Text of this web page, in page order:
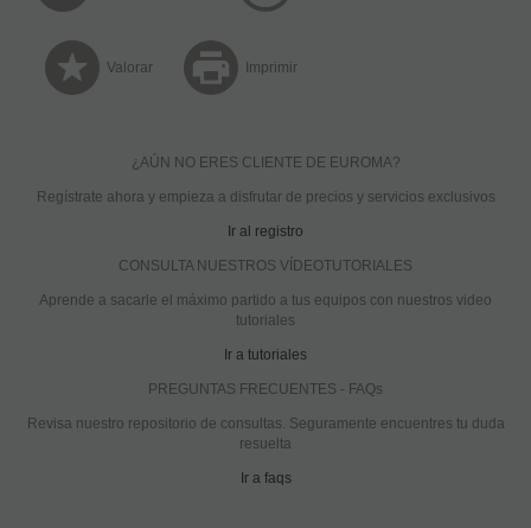
Valorar Imprimir
¿AÚN NO ERES CLIENTE DE EUROMA?
Regístrate ahora y empieza a disfrutar de precios y servicios exclusivos
Ir al registro
CONSULTA NUESTROS VÍDEOTUTORIALES
Aprende a sacarle el máximo partido a tus equipos con nuestros video
tutoriales
Ir a tutoriales
PREGUNTAS FRECUENTES - FAQs
Revisa nuestro repositorio de consultas. Seguramente encuentres tu duda
resuelta
Ir a faqs